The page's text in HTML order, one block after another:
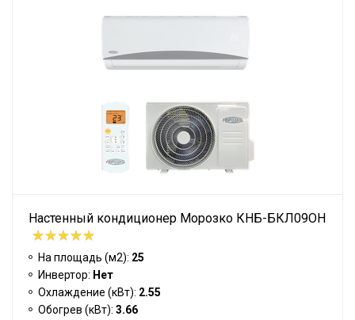
Настенный кондиционер Морозко КНБ-БКЛ09ОН
На площадь (м2): 25
Инвертор: Нет
Охлаждение (кВт): 2.55
Обогрев (кВт): 3.66